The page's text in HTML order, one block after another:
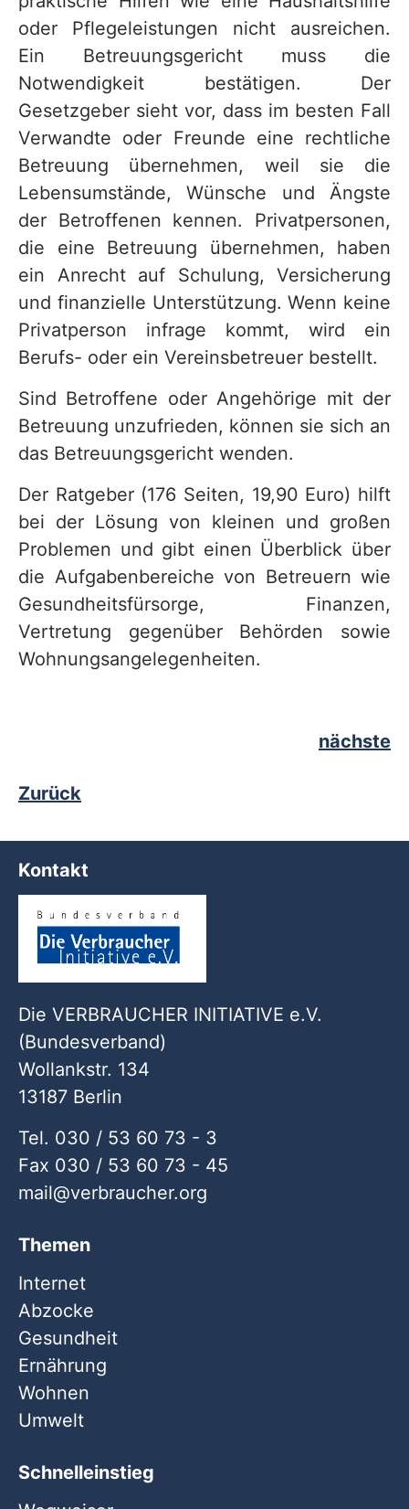
oder Pflegeleistungen nicht ausreichen.
Ein Betreuungsgericht muss die
Notwendigkeit bestätigen. Der
Gesetzgeber sieht vor, dass im besten Fall
Verwandte oder Freunde eine rechtliche
Betreuung übernehmen, weil sie die
Lebensumstände, Wünsche und Ängste
der Betroffenen kennen. Privatpersonen,
die eine Betreuung übernehmen, haben
ein Anrecht auf Schulung, Versicherung
und finanzielle Unterstützung. Wenn keine
Privatperson infrage kommt, wird ein
Berufs- oder ein Vereinsbetreuer bestellt.
Sind Betroffene oder Angehörige mit der
Betreuung unzufrieden, können sie sich an
das Betreuungsgericht wenden.
Der Ratgeber (176 Seiten, 19,90 Euro) hilft
bei der Lösung von kleinen und großen
Problemen und gibt einen Überblick über
die Aufgabenbereiche von Betreuern wie
Gesundheitsfürsorge, Finanzen,
Vertretung gegenüber Behörden sowie
Wohnungsangelegenheiten.
nächste
Zurück
Kontakt
Die VERBRAUCHER INITIATIVE e.V.
(Bundesverband)
Wollankstr. 134
13187 Berlin
Tel. 030 / 53 60 73 - 3
Fax 030 / 53 60 73 - 45
mail
verbraucher org
Themen
Internet
Abzocke
Gesundheit
Ernährung
Wohnen
Umwelt
Schnelleinstieg